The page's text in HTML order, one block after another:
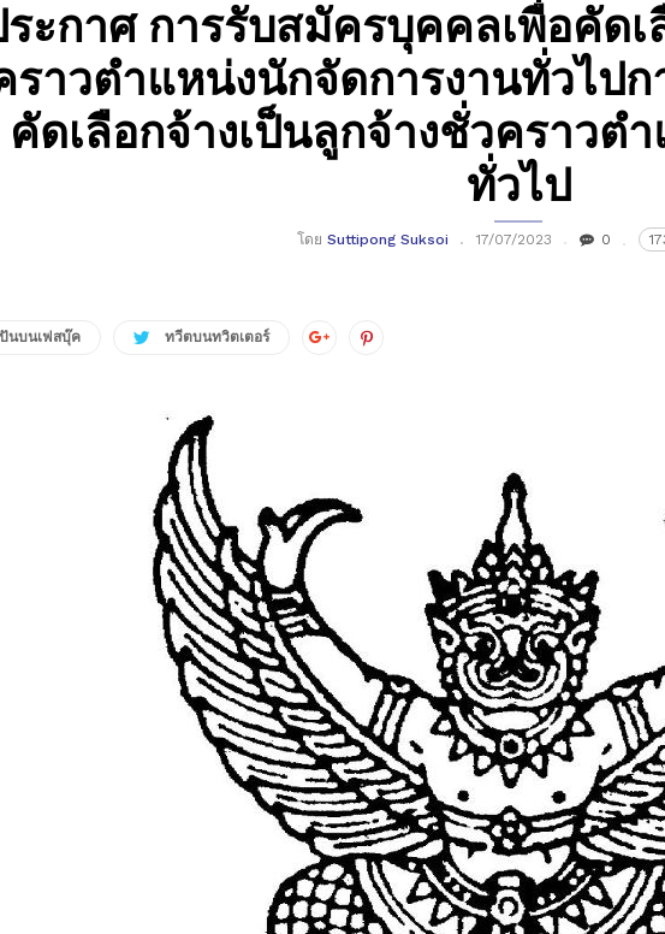
ะกาศ การรับสมัครบุคคลเพื่อคัดเ
ราวตําแหน่งนักจัดการงานทั่วไป
คัดเลือกจ้างเป็นลูกจ้างชั่วคราวตํ
ทั่วไป
โดย Suttipong Suksoi 17/07/2023 0
นบนเฟสบุ๊ค ทวีตบนทวิตเตอร์